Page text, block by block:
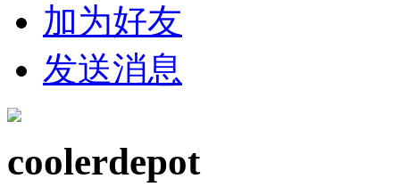
加为好友
发送消息
coolerdepot